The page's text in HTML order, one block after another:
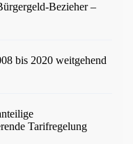
Bezieher –
bis 2020 weitgehend
Tarifregelung